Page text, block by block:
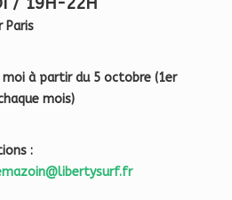
Paris
à partir du 5 octobre (1er
mois)
: